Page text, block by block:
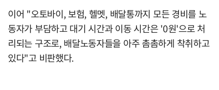
이어 "오토바이, 보험, 헬멧, 배달통까지 모든 경비를 노
동자가 부담하고 대기 시간과 이동 시간은 '0원'으로 처
리되는 구조로, 배달노동자들을 아주 촘촘하게 착취하고
있다"고 비판했다.